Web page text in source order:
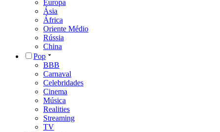
Europa
Ásia
África
Oriente Médio
Rússia
China
Pop
BBB
Carnaval
Celebridades
Cinema
Música
Realities
Streaming
TV